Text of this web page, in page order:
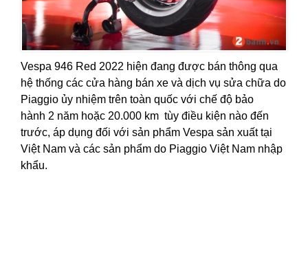
Vespa 946 Red 2022 hiện đang được bán thông qua
hệ thống các cửa hàng bán xe và dịch vụ sửa chữa do
Piaggio ủy nhiệm trên toàn quốc với chế độ bảo
hành 2 năm hoặc 20.000 km tùy điều kiện nào đến
trước, áp dụng đối với sản phẩm Vespa sản xuất tại
Việt Nam và các sản phẩm do Piaggio Việt Nam nhập
khẩu.